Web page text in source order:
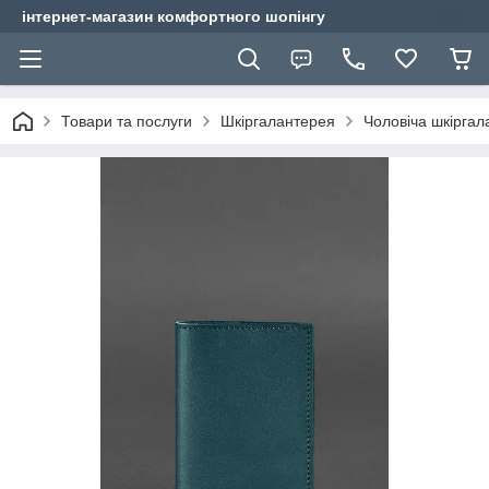
інтернет-магазин комфортного шопінгу
Товари та послуги Шкіргалантерея Чоловіча